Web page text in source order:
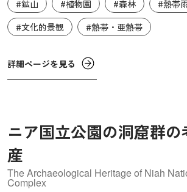
入手可能であったあらゆる樹種が手植え
た。そして最終的に、成熟した低地熱帯
に成功しました。長年に及ぶ努力により
木のほか、さまざまな昆虫類も生息する
多様性が維持されています。この遺産は
#鉱山
#植物園 #森林
#熱帯
#文化的景観
#熱帯・亜熱帯
詳細ページを見る
ニア国立公園の洞窟群
産
The Archaeological Heritage of Niah
Complex